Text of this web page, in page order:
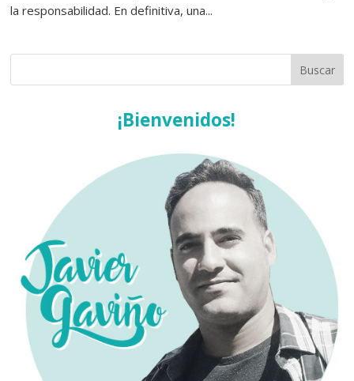
la responsabilidad. En definitiva, una...
¡Bienvenidos!